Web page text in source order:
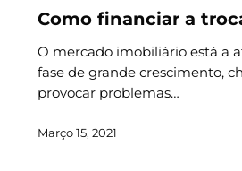
Como financiar a
O mercado imobiliário está a
fase de grande crescimento,
provocar problemas…
Março 15, 2021